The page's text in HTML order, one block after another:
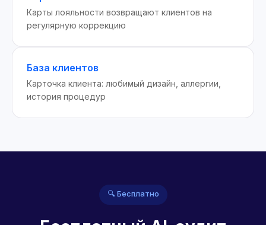
Карты лояльности возвращают клиентов на
регулярную коррекцию
База клиентов
Карточка клиента: любимый дизайн, аллергии,
история процедур
🔍 Бесплатно